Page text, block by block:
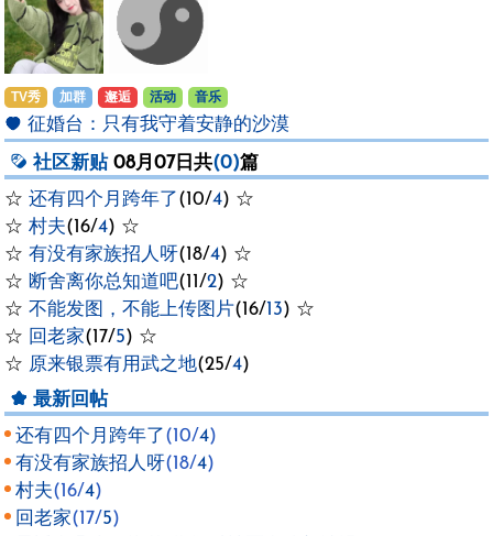
TV秀 加群 邂逅 活动 音乐
征婚台： 只有我守着安静的沙漠
社区新贴08月07日共(0)篇
☆ 还有四个月跨年了 (10/4) ☆
☆ 村夫(16/4) ☆
☆ 有没有家族招人呀(18/4) ☆
☆ 断舍离你总知道吧(11/2) ☆
☆ 不能发图，不能上传图片(16/13) ☆
☆ 回老家(17/5) ☆
☆ 原来银票有用武之地(25/4)
最新回帖
还有四个月跨年了 (10/4)
有没有家族招人呀(18/4)
村夫(16/4)
回老家(17/5)